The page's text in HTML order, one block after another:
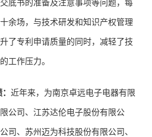
底书的准备及注意事项等问题，每
余场，与技术研发和知识产权管理
了专利申请质量的同时，减轻了技
工作压力。
近年来，为南京卓远电子电器有限
公司、江苏达伦电子股份有限公
司、苏州迈为科技股份有限公司、